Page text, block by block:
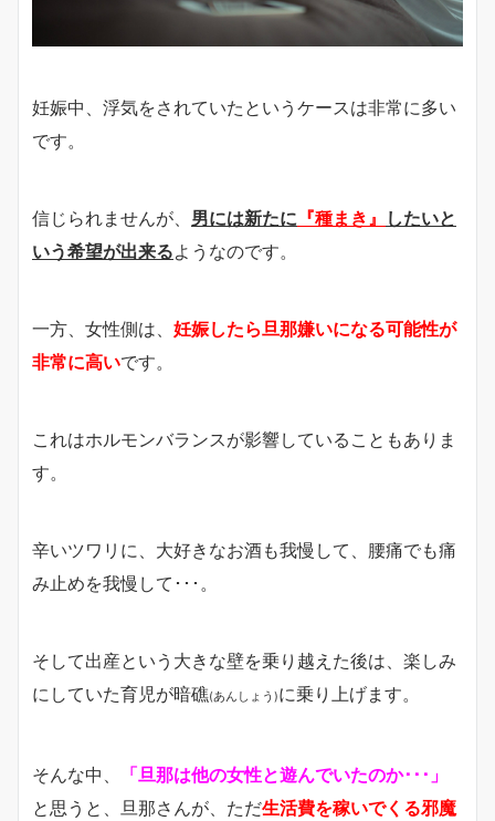
妊娠中、浮気をされていたというケースは非常に多い
です。
信じられませんが、 男には新たに 『種まき』 したいと
いう希望が出来るようなのです。
一方、女性側は、 妊娠したら旦那嫌いになる可能性が
非常に高いです。
これはホルモンバランスが影響していることもありま
す。
辛いツワリに、大好きなお酒も我慢して、腰痛でも痛
み止めを我慢して･･･。
そして出産という大きな壁を乗り越えた後は、楽しみ
にしていた育児が暗礁(あんしょう)に乗り上げます。
そんな中、
「旦那は他の女性と遊んでいたのか･･･」
と思うと、旦那さんが、ただ生活費を稼いでくる邪魔